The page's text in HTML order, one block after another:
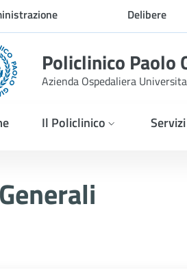
Delibere
Policlinico Paolo
Azienda Ospedaliera
Il Policlinico